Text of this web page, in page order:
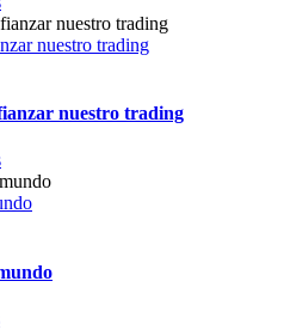
nuestro trading
nuestro trading